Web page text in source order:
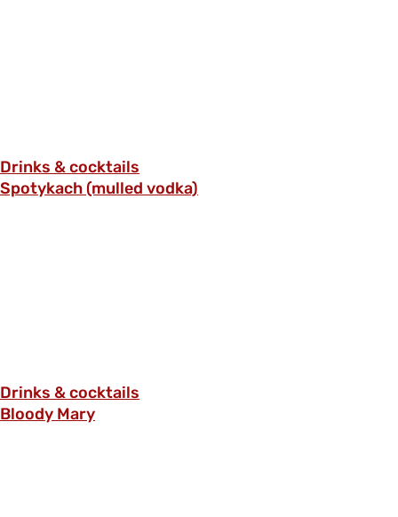
Drinks & cocktails
Spotykach (mulled vodka)
Drinks & cocktails
Bloody Mary